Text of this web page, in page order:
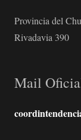
Provincia del
Rivadavia 390
Mail